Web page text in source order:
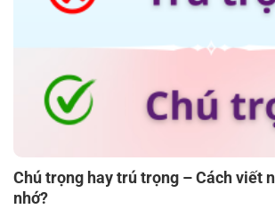
Chú trọng hay trú trọng – Cách viết
nhớ?